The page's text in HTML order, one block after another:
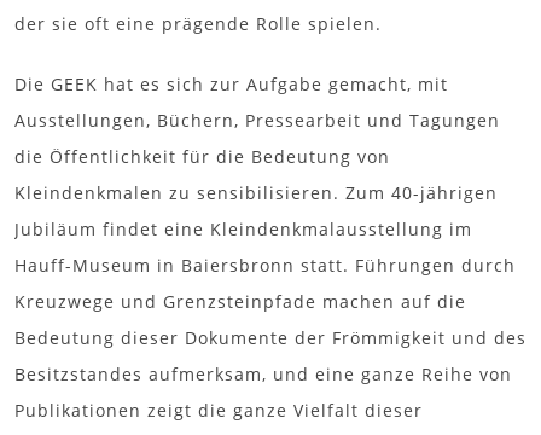
der sie oft eine prägende Rolle spielen.
Die GEEK hat es sich zur Aufgabe gemacht, mit
Ausstellungen, Büchern, Pressearbeit und Tagungen
die Öffentlichkeit für die Bedeutung von
Kleindenkmalen zu sensibilisieren. Zum 40-jährigen
Jubiläum findet eine Kleindenkmalausstellung im
Hauff-Museum in Baiersbronn statt. Führungen durch
Kreuzwege und Grenzsteinpfade machen auf die
Bedeutung dieser Dokumente der Frömmigkeit und des
Besitzstandes aufmerksam, und eine ganze Reihe von
Publikationen zeigt die ganze Vielfalt dieser